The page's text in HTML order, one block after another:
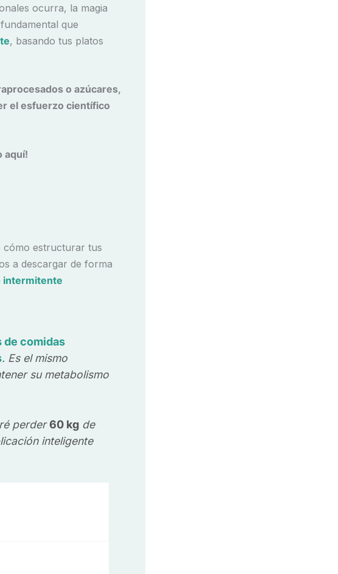
ocurra, la magia
que
, basando tus platos
o azúcares,
el esfuerzo científico
aquí!
cómo estructurar tus
a descargar de forma
intermitente
de comidas
. Es el mismo
su metabolismo
perder60 kg de
inteligente